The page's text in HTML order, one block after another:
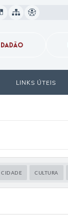
LINKS ÚTEIS
CIDADE CULTURA